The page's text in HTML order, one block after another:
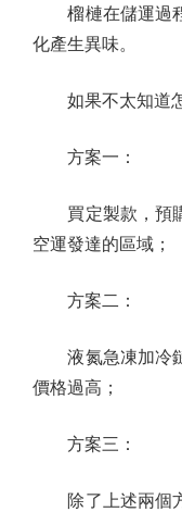
榴槤在儲運過程
化產生異味。
如果不太知道怎
方案一：
買定製款，預購
空運發達的區域；
方案二：
液氮急凍加冷鏈
價格過高；
方案三：
除了上述兩個方